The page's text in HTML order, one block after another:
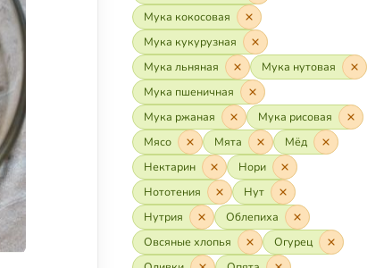
Мука кокосовая
Мука кукурузная
Мука льняная
Мука нутовая
Мука пшеничная
Мука ржаная
Мука рисовая
Мясо
Мята
Мёд
Нектарин
Нори
Нототения
Нут
Нутрия
Облепиха
Овсяные хлопья
Огурец